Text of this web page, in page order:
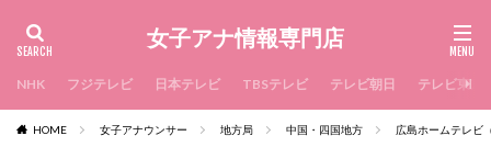
女子アナ情報専門店
NHK フジテレビ 日本テレビ TBSテレビ テレビ朝日 テレビ東京
HOME 女子アナウンサー 地方局 中国・四国地方 広島ホームテレビ